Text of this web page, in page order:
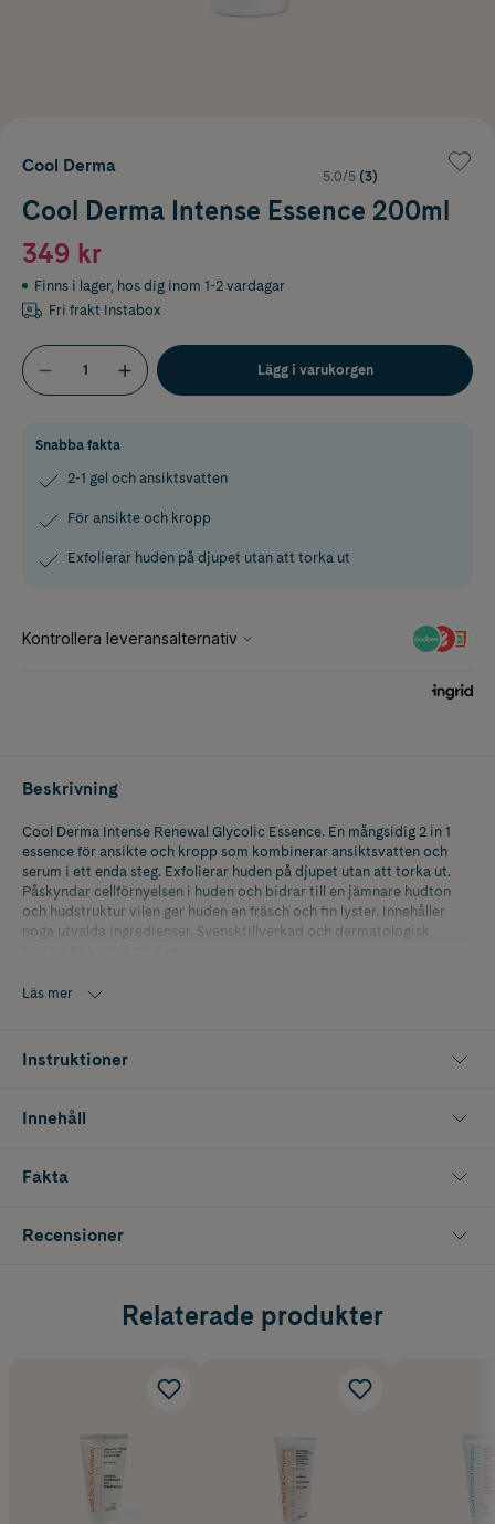
Cool Derma
5.0/5 (3)
Cool Derma Intense Essence 200ml
349 kr
Finns i lager, hos dig inom 1-2 vardagar
Fri frakt Instabox
Lägg i varukorgen
Snabba fakta
2-1 gel och ansiktsvatten
För ansikte och kropp
Exfolierar huden på djupet utan att torka ut
Beskrivning
Cool Derma Intense Renewal Glycolic Essence. En mångsidig 2 in 1
essence för ansikte och kropp som kombinerar ansiktsvatten och
serum i ett enda steg. Exfolierar huden på djupet utan att torka ut.
Påskyndar cellförnyelsen i huden och bidrar till en jämnare hudton
och hudstruktur vilen ger huden en fräsch och fin lyster. Innehåller
noga utvalda ingredienser. Svensktillverkad och dermatologisk
Läs mer
Instruktioner
Innehåll
Fakta
Recensioner
Relaterade produkter